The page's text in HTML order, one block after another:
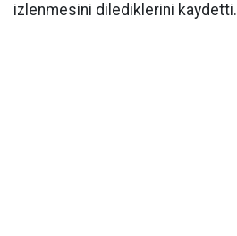
izlenmesini dilediklerini kaydetti.